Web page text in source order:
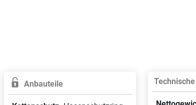
Anbauteile